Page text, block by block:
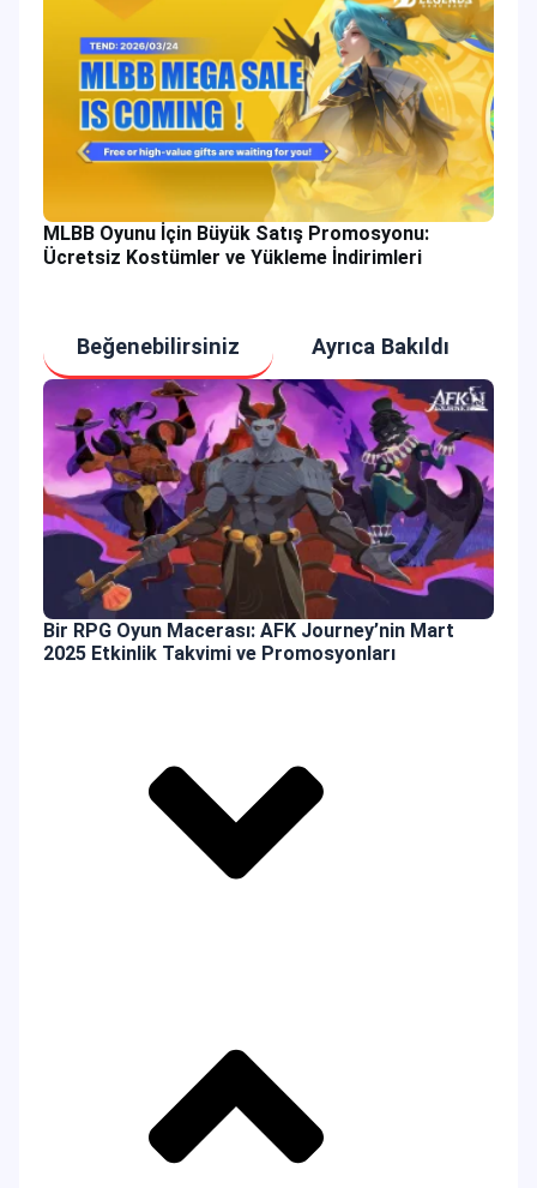
MLBB Oyunu İçin Büyük Satış Promosyonu:
Ücretsiz Kostümler ve Yükleme İndirimleri
Beğenebilirsiniz Ayrıca Bakıldı
Bir RPG Oyun Macerası: AFK Journey’nin Mart
2025 Etkinlik Takvimi ve Promosyonları